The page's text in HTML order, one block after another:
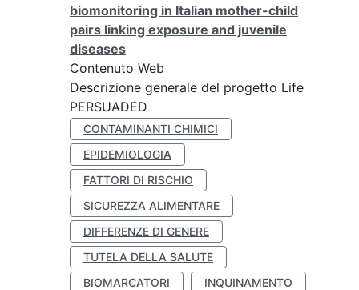
biomonitoring in Italian mother-child
pairs linking exposure and juvenile
diseases
Contenuto Web
Descrizione generale del progetto Life
PERSUADED
CONTAMINANTI CHIMICI
EPIDEMIOLOGIA
FATTORI DI RISCHIO
SICUREZZA ALIMENTARE
DIFFERENZE DI GENERE
TUTELA DELLA SALUTE
BIOMARCATORI
INQUINAMENTO